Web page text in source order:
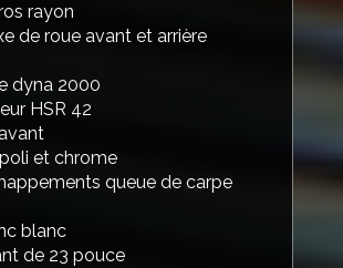
rayon
de roue avant et arrière
dyna 2000
HSR 42
et chrome
queue de carpe
blanc
de 23 pouce